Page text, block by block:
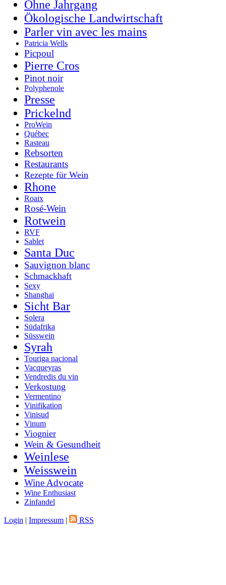
Ohne Jahrgang
Ökologische Landwirtschaft
Parler vin avec les mains
Patricia Wells
Picpoul
Pierre Cros
Pinot noir
Polyphenole
Presse
Prickelnd
ProWein
Québec
Rasteau
Rebsorten
Restaurants
Rezepte für Wein
Rhone
Roaix
Rosé-Wein
Rotwein
RVF
Sablet
Santa Duc
Sauvignon blanc
Schmackhaft
Sexy
Shanghai
Sicht Bar
Solera
Südafrika
Süsswein
Syrah
Touriga nacional
Vacqueyras
Vendredis du vin
Verkostung
Vermentino
Vinifikation
Vinisud
Vinum
Viognier
Wein & Gesundheit
Weinlese
Weisswein
Wine Advocate
Wine Enthusiast
Zinfandel
Login | Impressum | RSS